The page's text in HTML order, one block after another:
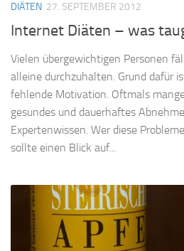
DIÄTEN 27. SEPTEMBER 2012
Internet Diäten – was
Vielen übergewichtigen Personen
alleine durchzuhalten. Grund dafür
fehlende Motivation. Oftmals
gesundes und dauerhaftes
Expertenwissen. Wer diese
sollte einen Blick auf...